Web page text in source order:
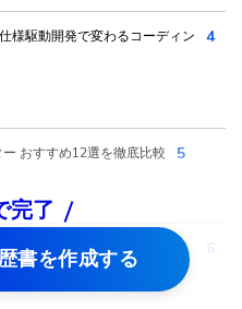
様駆動開発で変わるコーディン
4
おすすめ12選を徹底比較 5
わかりやすく説明 【第３回】 6
完了
書を作成する